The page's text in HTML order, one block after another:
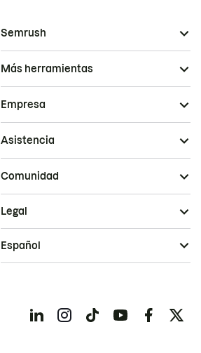
Semrush
Más herramientas
Empresa
Asistencia
Comunidad
Legal
Español